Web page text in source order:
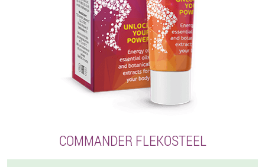
COMMANDER FLEKOSTEEL